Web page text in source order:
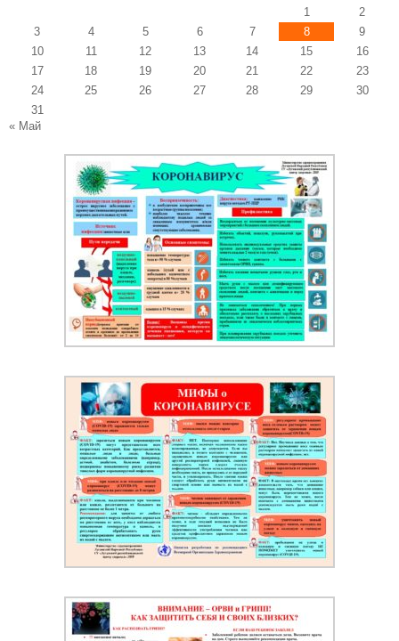
1
2
3
4 5 6 7 8
9
10
11 12 13 14 15
16
17
18 19 20 21 22
23
24
25 26 27 28 29
30
31
« Май